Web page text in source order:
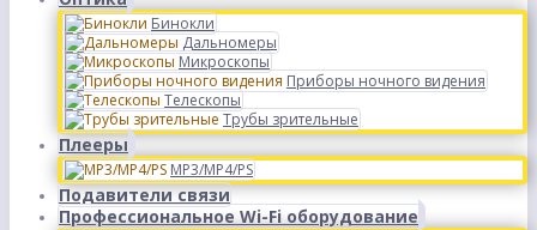
Бинокли
Дальномеры
Микроскопы
Приборы ночного видения
Телескопы
Трубы зрительные
Плееры
MP3/MP4/PS
Подавители связи
Профессиональное Wi-Fi оборудование